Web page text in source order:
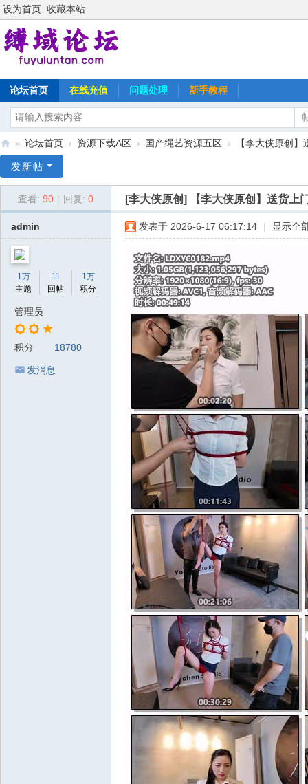
设为首页 收藏本站
论坛首页 在线充值 问题处理 新手教程
域
» 论坛首页 › 资源下载A区 › 国产绳艺资源五区 › 【李大侠原创】
发新帖
查看: 90 回复: 0 [李大侠原创] 【李大侠原创】送货上
admin
1万
主题
11
回帖
1万
积分
管理员
积分 18780
发消息
发表于 2026-6-17 06:17:14 显示全